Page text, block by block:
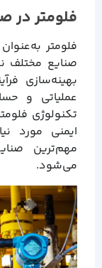
فلومتر در
فلومتر
صنایع مختلف
بهینه‌سازی
عملیاتی و
تکنولوژی
ایمنی مورد
مهم‌ترین
می‌شود.